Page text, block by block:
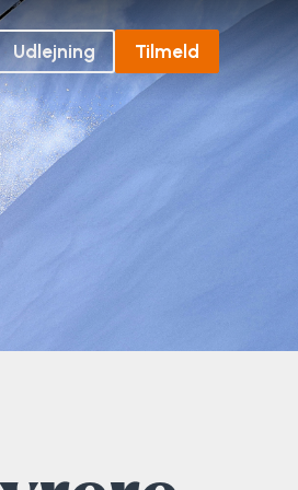
Udlejning Tilmeld